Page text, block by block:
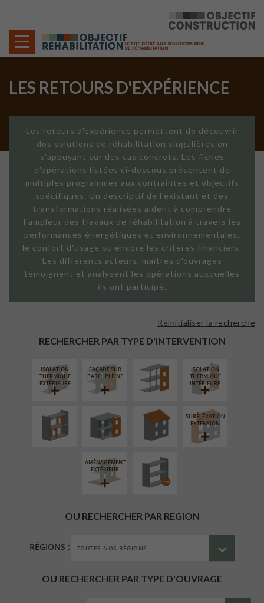
LES RETOURS D'EXPÉRIENCE
Les retours d'expérience permettent de découvrir
des solutions de réhabilitation singulières en
s'appuyant sur des cas concrets. Les fiches
d'opérations listées ci-dessous présentent de
multiples programmes aux contraintes et objectifs
spécifiques. Un descriptif de l'existant et des
transformations réalisées aident à comprendre
l'ampleur des travaux de réhabilitation à travers les
performances énergétiques et environnementales,
le confort d'usage ou encore les critères financiers.
Les différents acteurs, maîtres d'ouvrages
témoignent et analysent les opérations auxquelles
ils ont participé.
RECHERCHER PAR TYPE D'INTERVENTION
Réinitialiser la recherche
ISOLATION
THERMIQUE
EXTÉRIEURE
FAÇADE SUR
PAROI PLEINE
FAÇADE SUR
LINÉAIRE
ISOLATION
THERMIQUE
INTÉRIEURE
RÉAMÉNAGEMENT
INTÉRIEUR
FERMETURE
LOGGIAS
RÉFECTION DES
TOITURES
SURÉLÉVATION
EXTENSION
AMÉNAGEMENT
EXTÉRIEUR
PROCÉDÉ
PARTICULIER
OU RECHERCHER PAR REGION
RÉGIONS :
OU RECHERCHER PAR TYPE D'OUVRAGE